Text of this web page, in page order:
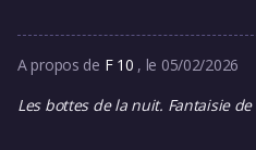
A propos de F 10 , le 05/02/2026
Les bottes de la nuit. Fantaisie